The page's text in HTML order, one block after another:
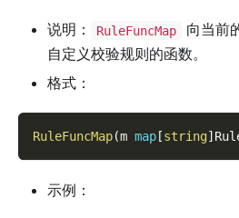
说明： RuleFuncMap 向当前
自定义校验规则的函数。
格式：
RuleFuncMap(m map[string]
示例：